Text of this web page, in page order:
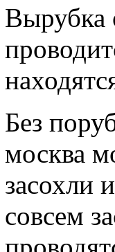
Вырубка
Без
москва
засохли
совсем